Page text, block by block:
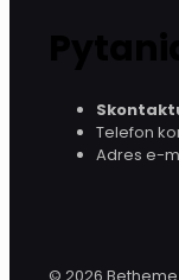
Telefon
Adres e-